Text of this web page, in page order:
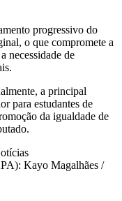
progressivo do
o que compromete a
necessidade de
a principal
para estudantes de
da igualdade de
Kayo Magalhães /